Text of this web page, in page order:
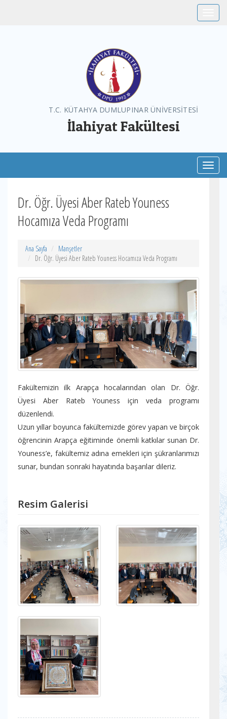
T.C. KÜTAHYA DUMLUPINAR ÜNİVERSİTESİ
İlahiyat Fakültesi
Dr. Öğr. Üyesi Aber Rateb Youness
Hocamıza Veda Programı
Ana Sayfa
Manşetler
Dr. Öğr. Üyesi Aber Rateb Youness Hocamıza Veda Programı
Fakültemizin ilk Arapça hocalarından olan Dr. Öğr.
Üyesi Aber Rateb Youness için veda programı
düzenlendi.
Uzun yıllar boyunca fakültemizde görev yapan ve birçok
öğrencinin Arapça eğitiminde önemli katkılar sunan Dr.
Youness’e, fakültemiz adına emekleri için şükranlarımızı
sunar, bundan sonraki hayatında başarılar dileriz.
Resim Galerisi